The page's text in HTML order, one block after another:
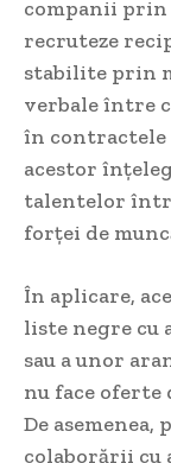
companii prin
recruteze
stabilite prin
verbale între
în contractele
acestor
talentelor
forței de
În aplicare,
liste negre cu
sau a unor
nu face oferte
De
colaborării cu